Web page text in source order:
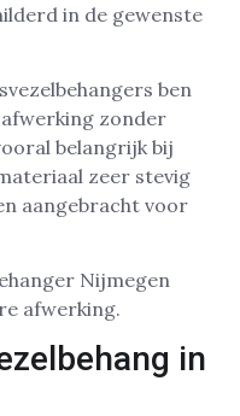
in de gewenste
ben
zonder
belangrijk bij
zeer stevig
aangebracht voor
Nijmegen
afwerking.
in